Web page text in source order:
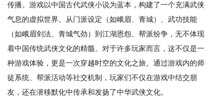
传播。游戏以中国古代武侠小说为蓝本，构建了一个充满武侠
气息的虚拟世界。从门派设定（如峨眉、青城）、武功技能
（如峨眉剑法、青城气劲）到江湖恩怨、帮派纷争，无不体现
着中国传统武侠文化的精髓。对于许多玩家而言，这不仅是一
种游戏体验，更是一次穿越时空的文化之旅。通过游戏内的师
徒系统、帮派活动等社交机制，玩家们不仅在游戏中结交朋
友，还在潜移默化中传承和发扬了中华武侠文化。